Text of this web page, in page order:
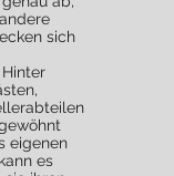
sich
eigenen
es